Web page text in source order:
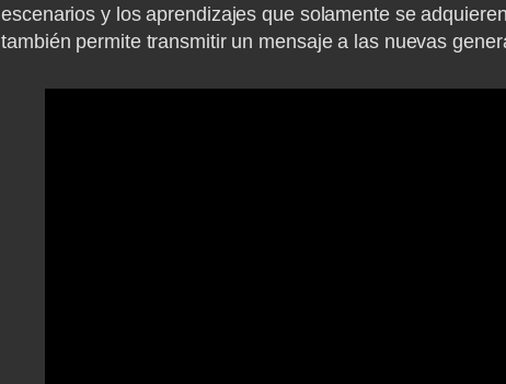
escenarios y los aprendizajes que solamente se
también permite transmitir un mensaje a las nuevas